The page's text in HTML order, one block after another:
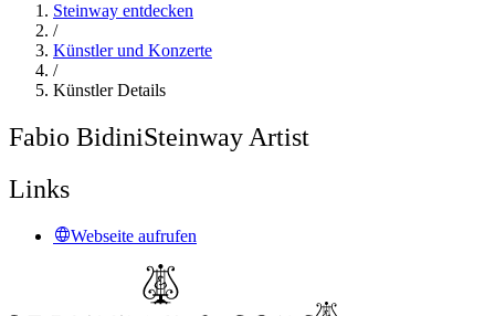
Steinway entdecken
/
Künstler und Konzerte
/
Künstler Details
Fabio BidiniSteinway Artist
Links
Webseite aufrufen